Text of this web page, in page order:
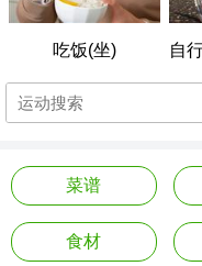
吃饭(坐)
菜谱
食材